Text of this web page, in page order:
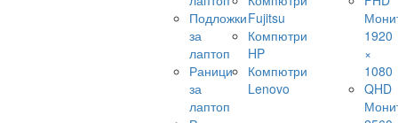
Подложки
за
лаптоп
Раници
за
лаптоп
Fujitsu
Компютри
HP
Компютри
Lenovo
1920
×
1080
QHD